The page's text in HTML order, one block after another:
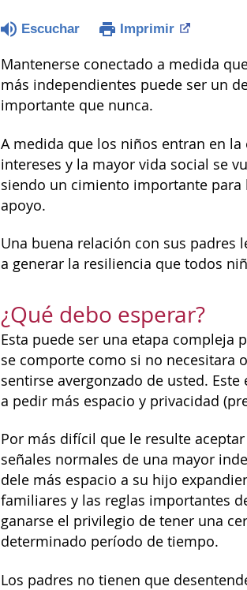
Escuchar Imprimir
Mantenerse conectado a medida
más independientes puede ser un
importante que nunca.
A medida que los niños entran en
intereses y la mayor vida social se
siendo un cimiento importante para
apoyo.
Una buena relación con sus padres
a generar la resiliencia que todos
¿Qué debo esperar?
Esta puede ser una etapa compleja
se comporte como si no necesitara
sentirse avergonzado de usted.
a pedir más espacio y privacidad
Por más difícil que le resulte
señales normales de una mayor
dele más espacio a su hijo
familiares y las reglas importantes
ganarse el privilegio de tener una
determinado período de tiempo.
Los padres no tienen que